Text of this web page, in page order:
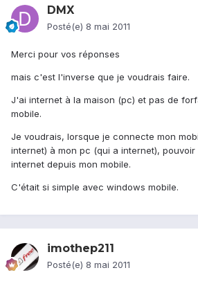
DMX
Posté(e) 8 mai 2011
Merci pour vos réponses
mais c'est l'inverse que je voudrais faire.
J'ai internet à la maison (pc) et pas de
mobile.
Je voudrais, lorsque je connecte mon
internet) à mon pc (qui a internet),
internet depuis mon mobile.
C'était si simple avec windows mobile.
imothep211
Posté(e) 8 mai 2011